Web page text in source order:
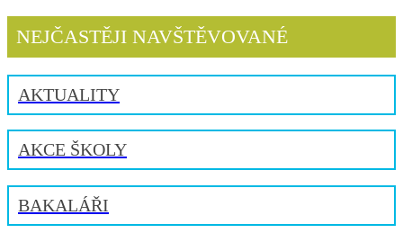
NEJČASTĚJI NAVŠTĚVOVANÉ
AKTUALITY
AKCE ŠKOLY
BAKALÁŘI